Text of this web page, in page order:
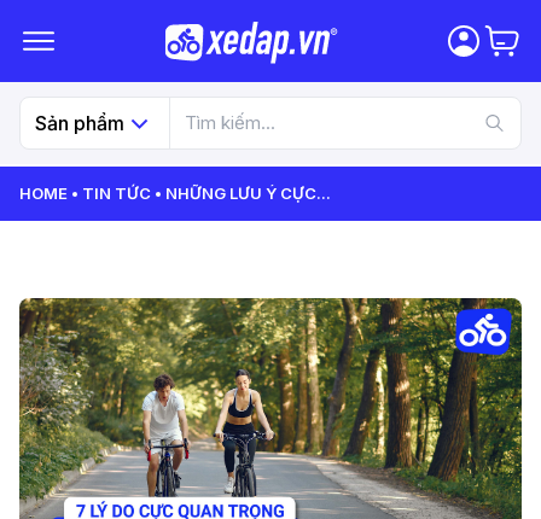
Sản phẩm
HOME TIN TỨC NHỮNG LƯU Ý CỰC...